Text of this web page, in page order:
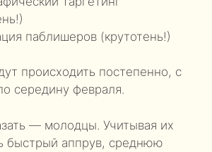
паблишеров (крутотень!)
происходить постепенно, с
середину февраля.
— молодцы. Учитывая их
быстрый аппрув, среднюю